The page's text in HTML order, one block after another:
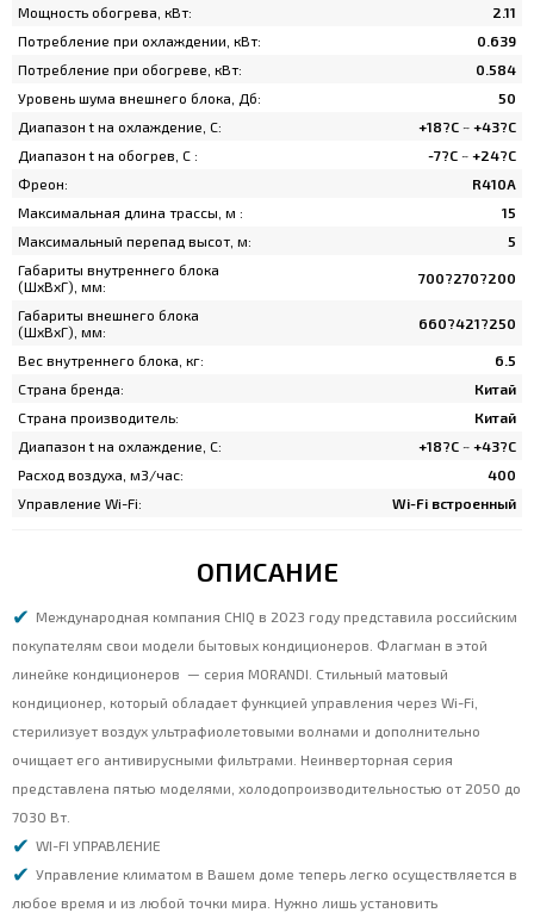
Мощность обогрева, кВт:
2.11
Потребление при охлаждении, кВт:
0.639
Потребление при обогреве, кВт:
0.584
Уровень шума внешнего блока, Дб:
50
Диапазон t на охлаждение, C:
+18?C ~ +43?C
Диапазон t на обогрев, C :
-7?C ~ +24?C
Фреон:
R410A
Максимальная длина трассы, м :
15
Максимальный перепад высот, м:
5
Габариты внутреннего блока
(ШхВхГ), мм:
700?270?200
Габариты внешнего блока
(ШхВхГ), мм:
660?421?250
Вес внутреннего блока, кг:
6.5
Страна бренда:
Китай
Страна производитель:
Китай
Диапазон t на охлаждение, C:
+18?C ~ +43?C
Расход воздуха, м3/час:
400
Управление Wi-Fi:
Wi-Fi встроенный
ОПИСАНИЕ
Международная компания CHIQ в 2023 году представила российским
покупателям свои модели бытовых кондиционеров. Флагман в этой
линейке кондиционеров — серия MORANDI. Стильный матовый
кондиционер, который обладает функцией управления через Wi-Fi,
стерилизует воздух ультрафиолетовыми волнами и дополнительно
очищает его антивирусными фильтрами. Неинверторная серия
представлена пятью моделями, холодопроизводительностью от 2050 до
7030 Вт.
WI-FI УПРАВЛЕНИЕ
Управление климатом в Вашем доме теперь легко осуществляется в
любое время и из любой точки мира. Нужно лишь установить